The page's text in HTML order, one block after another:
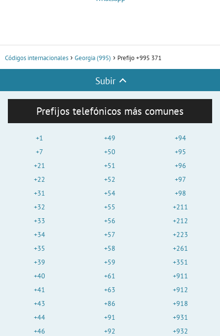
Códigos internacionales Georgia (995) Prefijo +995 371
Subir
Prefijos telefónicos más comunes
+1
+7
+21
+22
+31
+32
+33
+34
+35
+39
+40
+41
+43
+44
+46
+49
+50
+51
+52
+54
+55
+56
+57
+58
+59
+61
+63
+86
+91
+92
+94
+95
+96
+97
+98
+211
+212
+223
+261
+351
+911
+912
+918
+931
+932